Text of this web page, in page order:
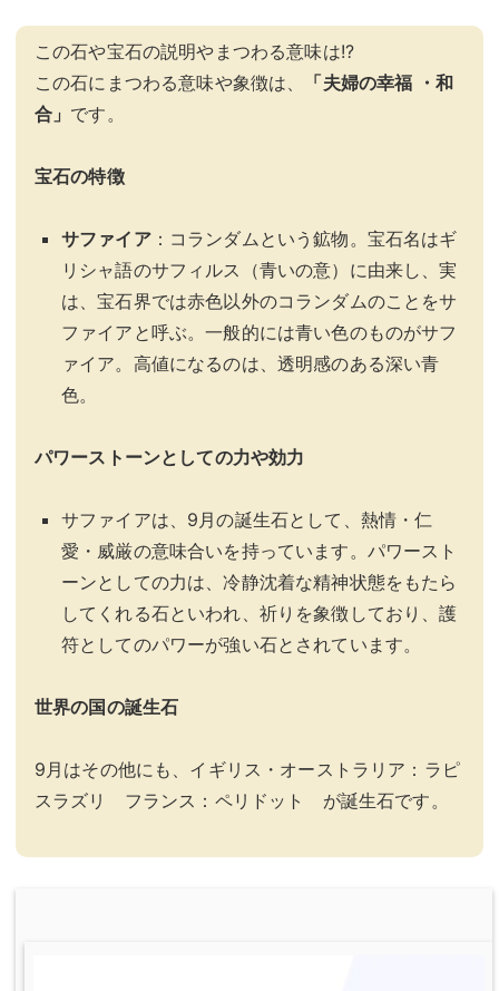
この石や宝石の説明やまつわる意味は!?
この石にまつわる意味や象徴は、
「夫婦の幸福 ・和
合」 です。
宝石の特徴
サファイア：コランダムという鉱物。宝石名はギ
リシャ語のサフィルス（青いの意）に由来し、実
は、宝石界では赤色以外のコランダムのことをサ
ファイアと呼ぶ。一般的には青い色のものがサフ
ァイア。高値になるのは、透明感のある深い青
色。
パワーストーンとしての力や効力
サファイアは、9月の誕生石として、熱情・仁
愛・威厳の意味合いを持っています。パワースト
ーンとしての力は、冷静沈着な精神状態をもたら
してくれる石といわれ、祈りを象徴しており、護
符としてのパワーが強い石とされています。
世界の国の誕生石
9月はその他にも、イギリス・オーストラリア：ラピ
スラズリ フランス：ペリドット が誕生石です。